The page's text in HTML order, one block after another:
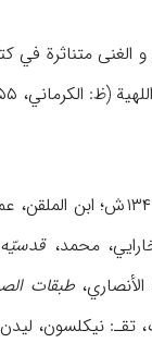
قدسیّه
طبقات
، تقـ: نیکلسون، لیدن، ۱۹۱۴م؛ السلمي،